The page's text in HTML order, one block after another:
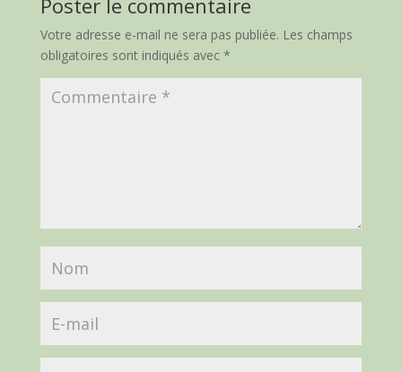
Poster le commentaire
Votre adresse e-mail ne sera pas publiée. Les champs
obligatoires sont indiqués avec *